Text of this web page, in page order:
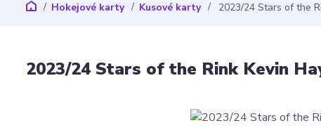
Hokejové karty Kusové karty 2023/24 Stars of the
2023/24 Stars of the Rink Kevin